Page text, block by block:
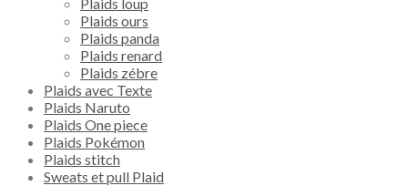
Plaids ours
Plaids panda
Plaids renard
Plaids zébre
Plaids avec Texte
Plaids Naruto
Plaids One piece
Plaids Pokémon
Plaids stitch
Sweats et pull Plaid